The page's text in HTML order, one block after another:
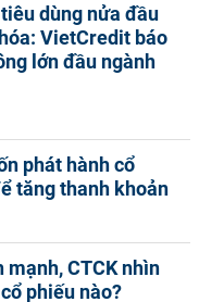
dùng nửa đầu
VietCredit báo
lớn đầu ngành
phát hành cổ
tăng thanh khoản
CTCK nhìn
phiếu nào?